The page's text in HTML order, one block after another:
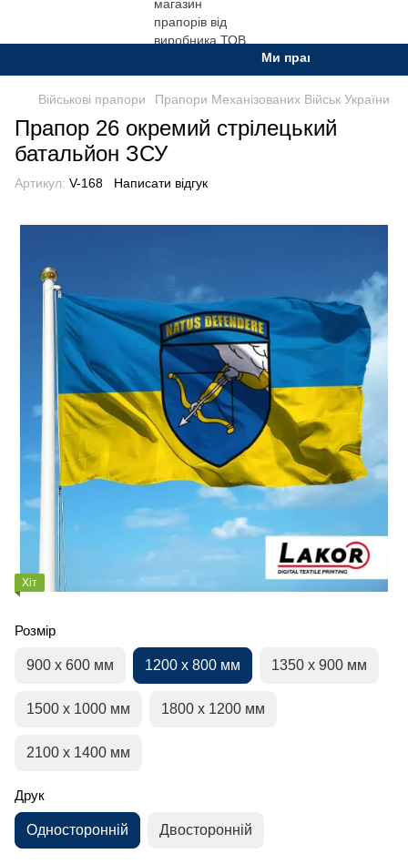
Ми працюємо. Все буде
Військові прапори Прапори Механізованих Військ України
Прапор 26 окремий стрілецький
батальйон ЗСУ
Артикул: V-168 Написати відгук
Хіт
Розмір
900 х 600 мм 1200 х 800 мм 1350 х 900 мм
1500 х 1000 мм 1800 х 1200 мм
2100 х 1400 мм
Друк
Односторонній Двосторонній